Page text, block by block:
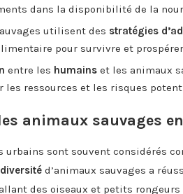
dans la disponibilité de la
utilisent des stratégies
pour survivre et
entre les humains et les animaux
les ressources et les risques
animaux sauvages
urbains sont souvent considérés
diversité d’animaux sauvages a
des oiseaux et petits